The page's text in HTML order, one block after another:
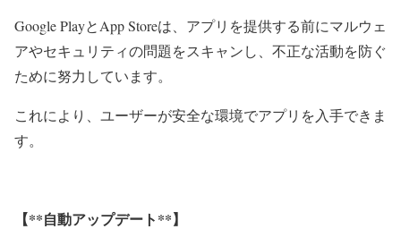
Google PlayとApp Storeは、アプリを提供する前にマルウェ
アやセキュリティの問題をスキャンし、不正な活動を防ぐ
ために努力しています。
これにより、ユーザーが安全な環境でアプリを入手できま
す。
【**自動アップデート**】